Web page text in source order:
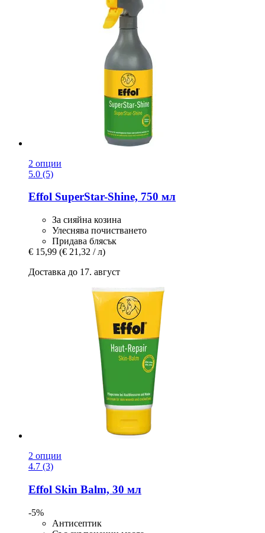
2 опции
5.0 (5)
Effol SuperStar-​Shine, 750 мл
За сияйна козина
Улеснява почистването
Придава блясък
€ 15,99 (€ 21,32 / л)
Доставка до 17. август
2 опции
4.7 (3)
Effol Skin Balm, 30 мл
-5%
Антисептик